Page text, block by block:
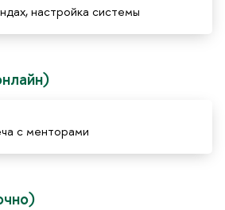
настройка системы
с менторами